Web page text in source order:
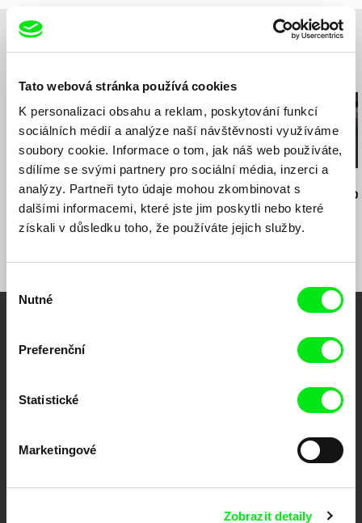
Tato webová stránka používá cookies
K personalizaci obsahu a reklam, poskytování funkcí
sociálních médií a analýze naší návštěvnosti využíváme
soubory cookie. Informace o tom, jak náš web používáte,
sdílíme se svými partnery pro sociální média, inzerci a
analýzy. Partneři tyto údaje mohou zkombinovat s
dalšími informacemi, které jste jim poskytli nebo které
získali v důsledku toho, že používáte jejich služby.
souhlasu
Nutné
Preferenční
Statistické
Marketingové
Zobrazit detaily
Na samotě u lesa léto09 Případ pro
festivalů dokumentárního filmu sdružených do Doc Alliance. Naším cílem je
podporovat kvalitní autorské filmy.